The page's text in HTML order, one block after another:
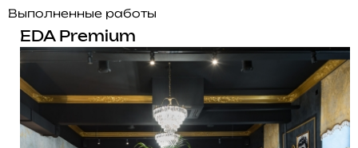
Выполненные работы
EDA Premium